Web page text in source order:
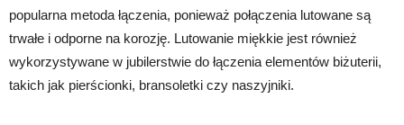
popularna metoda łączenia, ponieważ połączenia lutowane są
trwałe i odporne na korozję. Lutowanie miękkie jest również
wykorzystywane w jubilerstwie do łączenia elementów biżuterii,
takich jak pierścionki, bransoletki czy naszyjniki.